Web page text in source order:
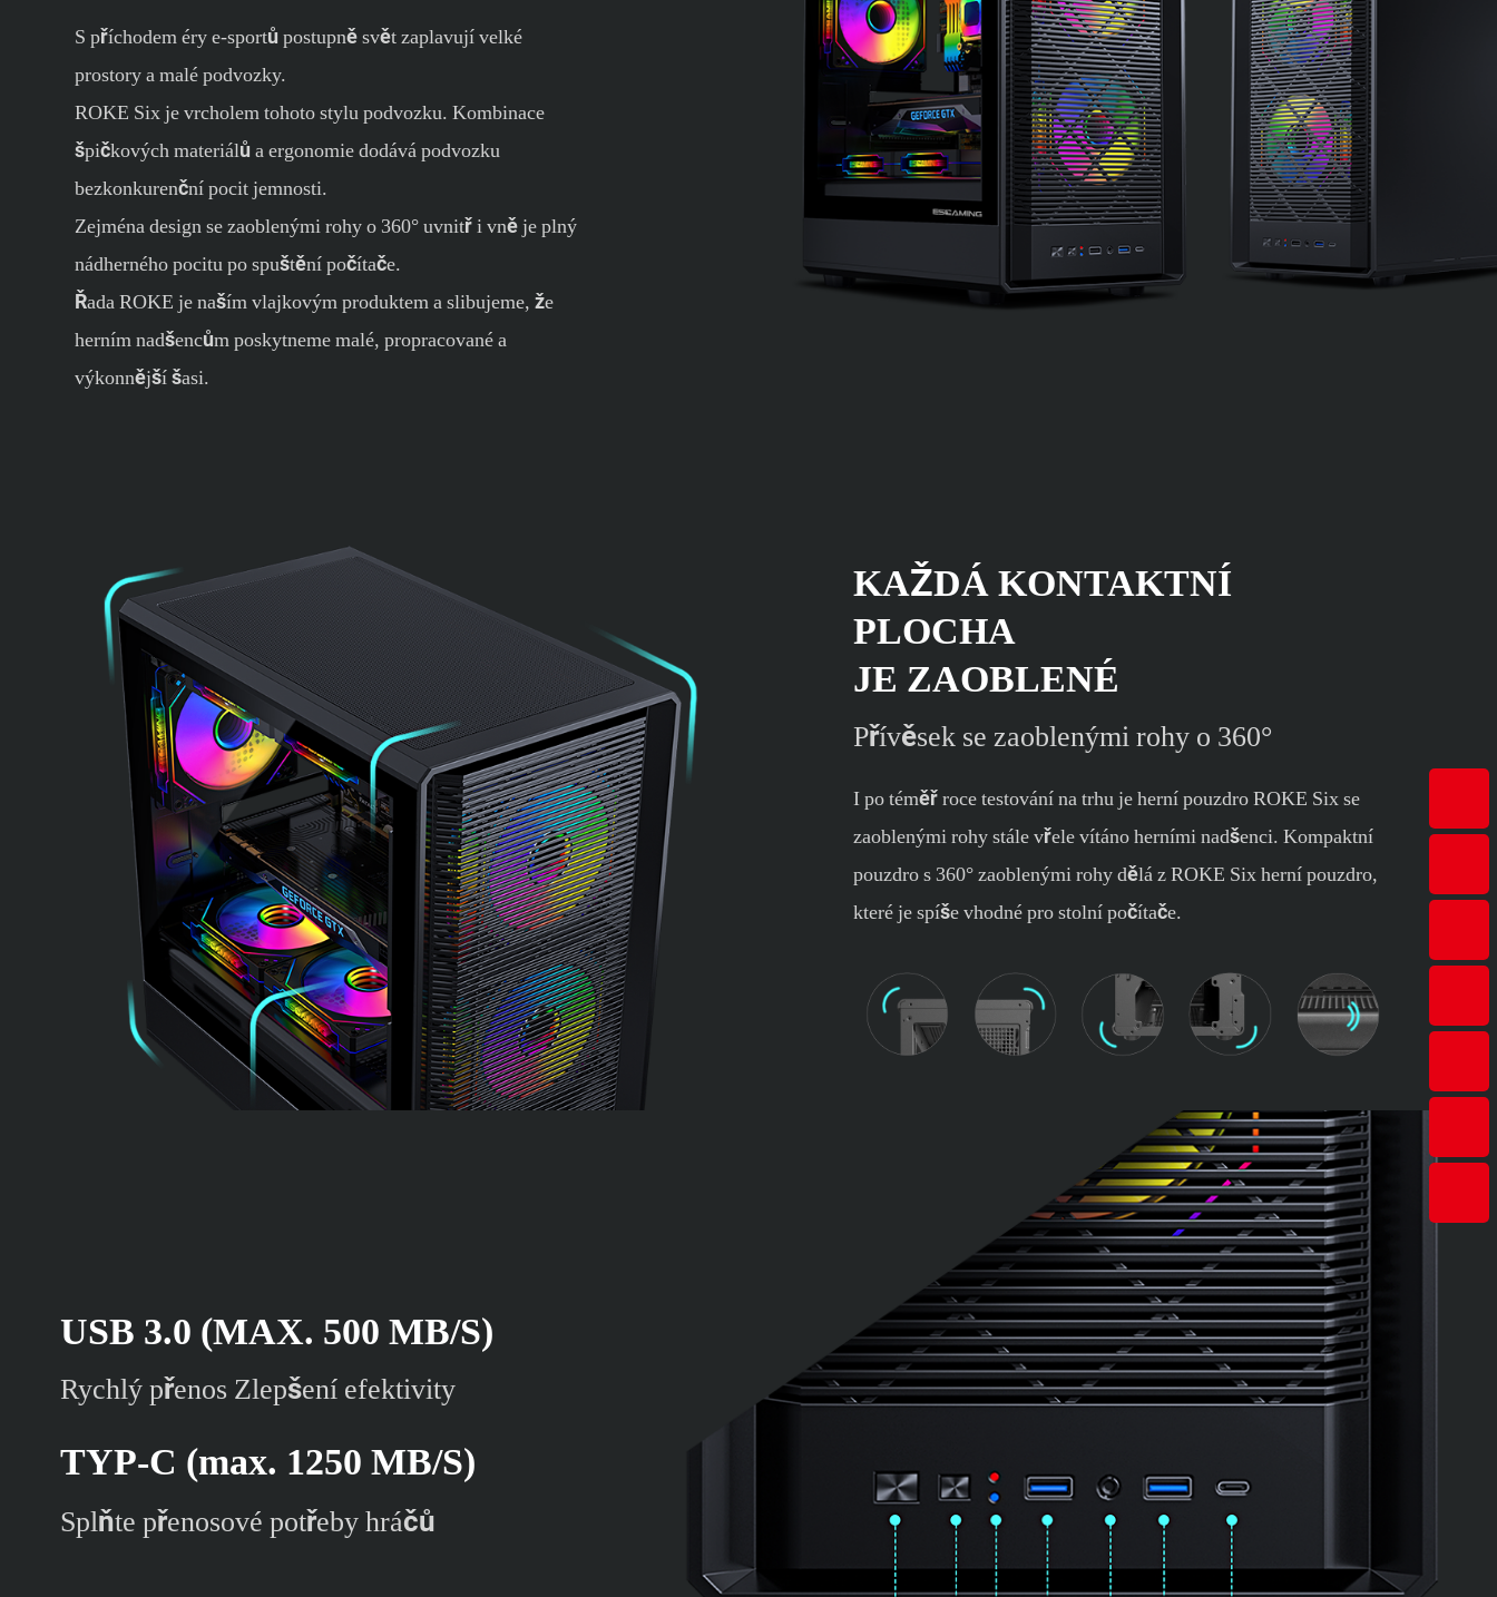
S příchodem éry e-sportů postupně svět zaplavují velké
prostory a malé podvozky.
ROKE Six je vrcholem tohoto stylu podvozku. Kombinace
špičkových materiálů a ergonomie dodává podvozku
bezkonkurenční pocit jemnosti.
Zejména design se zaoblenými rohy o 360° uvnitř i vně je plný
nádherného pocitu po spuštění počítače.
Řada ROKE je naším vlajkovým produktem a slibujeme, že
herním nadšencům poskytneme malé, propracované a
výkonnější šasi.
KAŽDÁ KONTAKTNÍ
PLOCHA
JE ZAOBLENÉ
Přívěsek se zaoblenými rohy o 360°
I po téměř roce testování na trhu je herní pouzdro ROKE Six se
zaoblenými rohy stále vřele vítáno herními nadšenci. Kompaktní
pouzdro s 360° zaoblenými rohy dělá z ROKE Six herní pouzdro,
které je spíše vhodné pro stolní počítače.
USB 3.0 (MAX. 500 MB/S)
Rychlý přenos Zlepšení efektivity
TYP-C (max. 1250 MB/S)
Splňte přenosové potřeby hráčů